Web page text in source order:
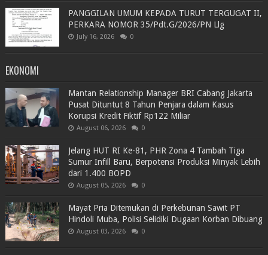
PANGGILAN UMUM KEPADA TURUT TERGUGAT II,
PERKARA NOMOR 35/Pdt.G/2026/PN Llg
July 16, 2026 0
EKONOMI
Mantan Relationship Manager BRI Cabang Jakarta
Pusat Dituntut 8 Tahun Penjara dalam Kasus
Korupsi Kredit Fiktif Rp122 Miliar
August 06, 2026 0
Jelang HUT RI Ke-81, PHR Zona 4 Tambah Tiga
Sumur Infill Baru, Berpotensi Produksi Minyak Lebih
dari 1.400 BOPD
August 05, 2026 0
Mayat Pria Ditemukan di Perkebunan Sawit PT
Hindoli Muba, Polisi Selidiki Dugaan Korban Dibuang
August 03, 2026 0